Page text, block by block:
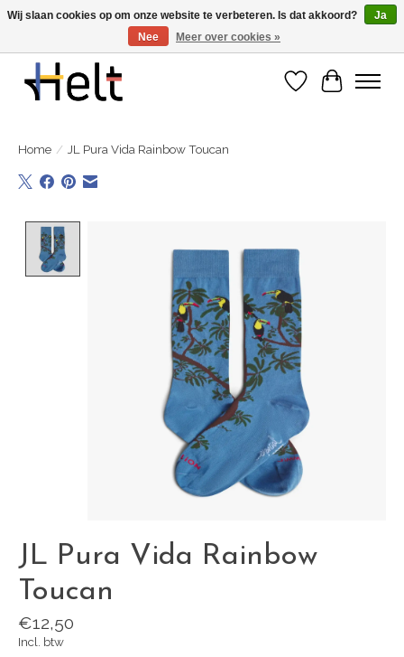
Ontdek de nieuwe collecties in store & online
Verlanglijst
Home / JL Pura Vida Rainbow Toucan
JL Pura Vida Rainbow
Toucan
€12,50
Incl. btw
Wij slaan cookies op om onze website te verbeteren. Is dat akkoord?
Ja
Nee
Meer over cookies »